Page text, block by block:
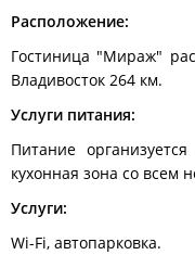
Расположение:
Гостиница "Мираж"
Владивосток 264 км.
Услуги питания:
Питание
кухонная зона со всем
Услуги:
Wi-Fi, автопарковка.